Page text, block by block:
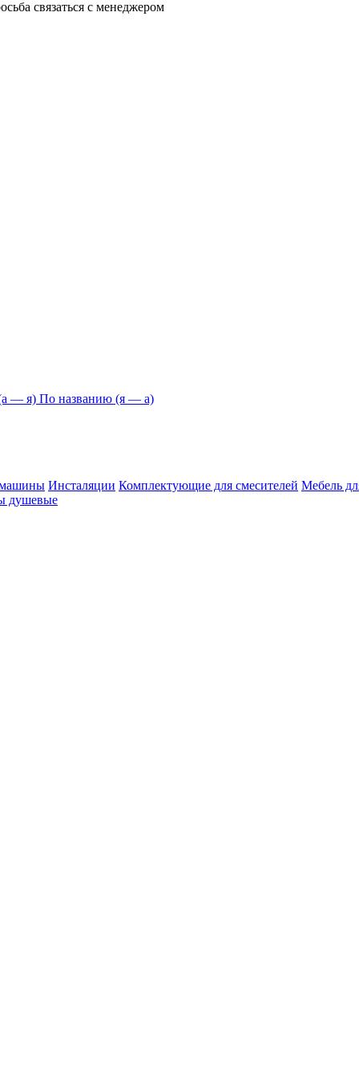
связаться с менеджером
— я) По названию (я — а)
машины Инсталяции Комплектующие для смесителей Мебель
душевые